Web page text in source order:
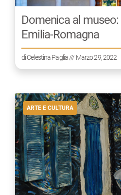
Domenica al
Emilia-Romagna
diCelestina Paglia/// Marzo 29, 2022
ARTE E CULTURA